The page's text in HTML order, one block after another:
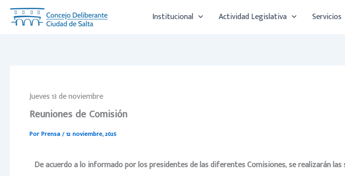
Institucional Actividad Legislativa Servicios
Jueves 13 de noviembre
Reuniones de Comisión
PorPrensa/12 noviembre, 2025
De acuerdo a lo informado por los presidentes de las diferentes Comisiones, serealizarán